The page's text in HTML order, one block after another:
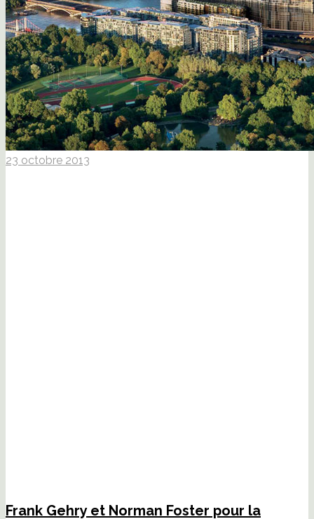
23 octobre 2013
Frank Gehry et Norman Foster pour la